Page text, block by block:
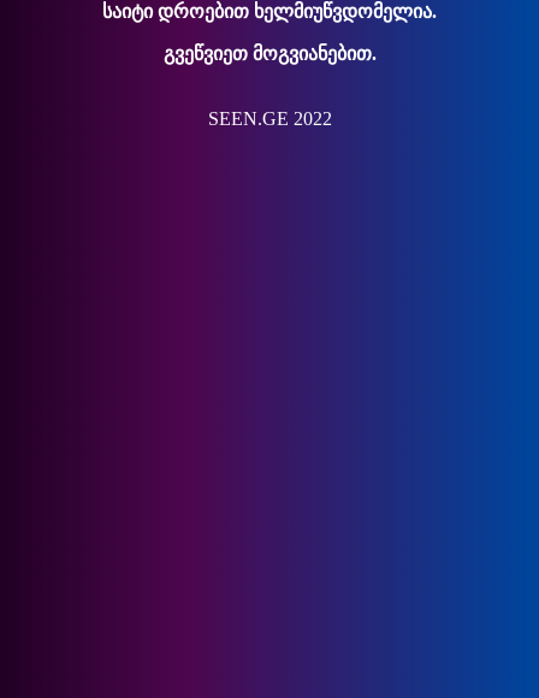
საიტი დროებით ხელმიუწვდომელია.
გვეწვიეთ მოგვიანებით.
SEEN.GE 2022